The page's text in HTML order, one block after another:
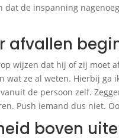
dat de inspanning
afvallen
wijzen dat hij of zij moet
wat ze al weten. Hierbij
de persoon zelf.
Push iemand dus niet.
boven